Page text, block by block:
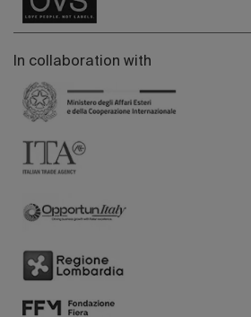
In collaboration with